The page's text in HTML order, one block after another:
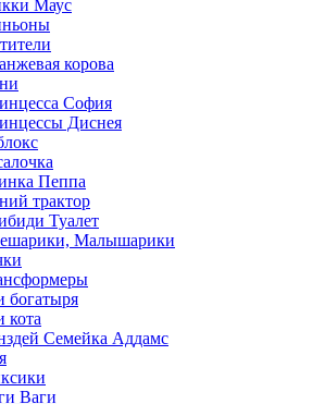
Маус
корова
София
Диснея
Пеппа
трактор
Туалет
Малышарики
богатыря
кота
Семейка Аддамс
Ваги